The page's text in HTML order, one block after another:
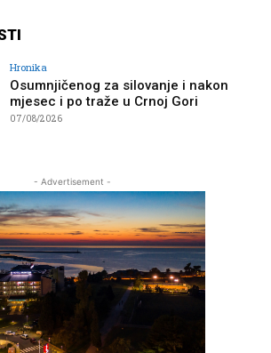
Hronika
Osumnjičenog za silovanje i nakon
mjesec i po traže u Crnoj Gori
07/08/2026
- Advertisement -